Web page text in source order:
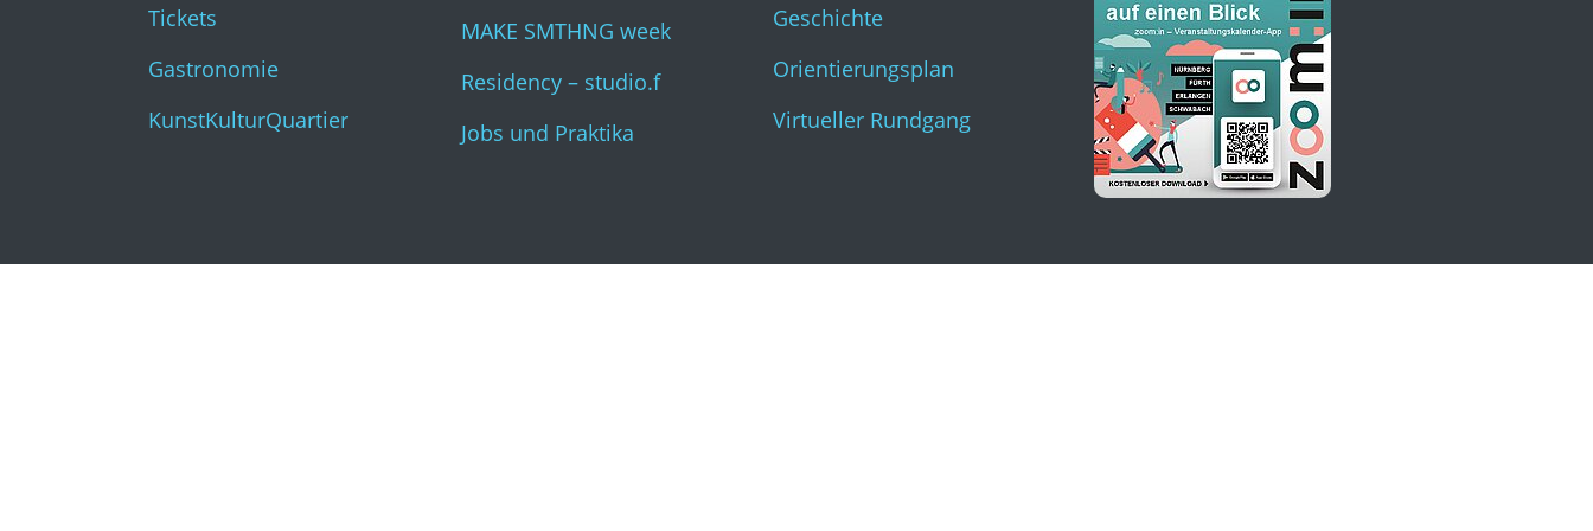
Tickets
Gastronomie
KunstKulturQuartier
MAKE SMTHNG week
Residency – studio.f
Jobs und Praktika
Geschichte
Orientierungsplan
Virtueller Rundgang